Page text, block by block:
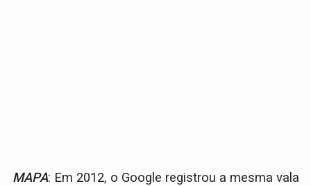
MAPA: Em 2012, o Google registrou a mesma vala